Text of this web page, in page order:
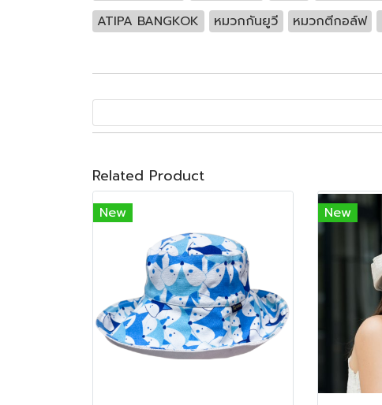
ATIPA BANGKOK
หมวกกันยูวี หมวกตีกอล์ฟ
Related Product
New New